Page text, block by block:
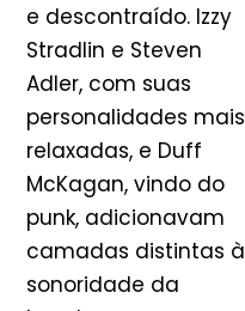
e descontraído. Izzy
Stradlin e Steven
Adler, com suas
personalidades mais
relaxadas, e Duff
McKagan, vindo do
punk, adicionavam
camadas distintas à
sonoridade da